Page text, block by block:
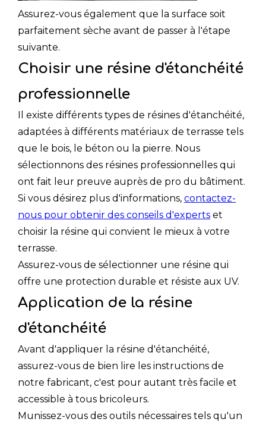
Assurez-vous également que la surface soit
parfaitement sèche avant de passer à l'étape
suivante.
Choisir une résine d'étanchéité
professionnelle
Il existe différents types de résines d'étanchéité,
adaptées à différents matériaux de terrasse tels
que le bois, le béton ou la pierre. Nous
sélectionnons des résines professionnelles qui
ont fait leur preuve auprès de pro du bâtiment.
Si vous désirez plus d'informations, contactez-
nous pour obtenir des conseils d'experts et
choisir la résine qui convient le mieux à votre
terrasse.
Assurez-vous de sélectionner une résine qui
offre une protection durable et résiste aux UV.
Application de la résine
d'étanchéité
Avant d'appliquer la résine d'étanchéité,
assurez-vous de bien lire les instructions de
notre fabricant, c'est pour autant très facile et
accessible à tous bricoleurs.
Munissez-vous des outils nécessaires tels qu'un